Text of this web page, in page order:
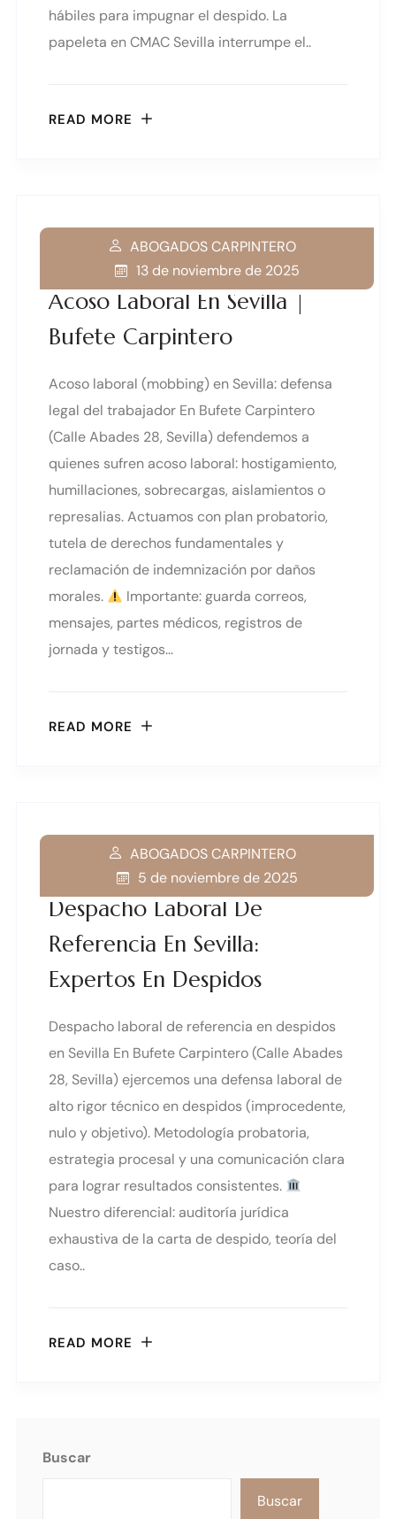
hábiles para impugnar el despido. La
papeleta en CMAC Sevilla interrumpe el..
READ MORE
Acoso Laboral En Sevilla |
Bufete Carpintero
ABOGADOS CARPINTERO
13 de noviembre de 2025
Acoso laboral (mobbing) en Sevilla: defensa
legal del trabajador En Bufete Carpintero
(Calle Abades 28, Sevilla) defendemos a
quienes sufren acoso laboral: hostigamiento,
humillaciones, sobrecargas, aislamientos o
represalias. Actuamos con plan probatorio,
tutela de derechos fundamentales y
reclamación de indemnización por daños
morales.
Importante: guarda correos,
mensajes, partes médicos, registros de
jornada y testigos…
READ MORE
Despacho Laboral De
Referencia En Sevilla:
Expertos En Despidos
ABOGADOS CARPINTERO
5 de noviembre de 2025
Despacho laboral de referencia en despidos
en Sevilla En Bufete Carpintero (Calle Abades
28, Sevilla) ejercemos una defensa laboral de
alto rigor técnico en despidos (improcedente,
nulo y objetivo). Metodología probatoria,
estrategia procesal y una comunicación clara
para lograr resultados consistentes.
Nuestro diferencial: auditoría jurídica
exhaustiva de la carta de despido, teoría del
caso..
READ MORE
Buscar
Buscar